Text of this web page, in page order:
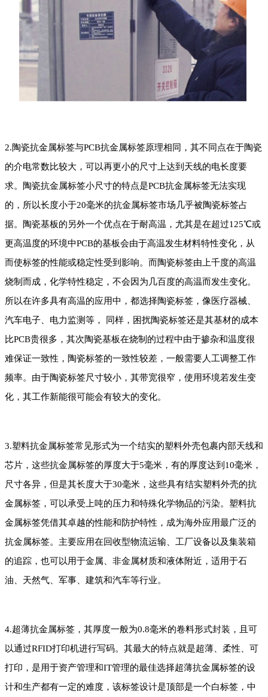
2.陶瓷抗金属标签与PCB抗金属标签原理相同，其不同点在于陶瓷
的介电常数比较大，可以再更小的尺寸上达到天线的电长度要
求。陶瓷抗金属标签小尺寸的特点是PCB抗金属标签无法实现
的，所以长度小于20毫米的抗金属标签市场几乎被陶瓷标签占
据。陶瓷基板的另外一个优点在于耐高温，尤其是在超过125℃或
更高温度的环境中PCB的基板会由于高温发生材料特性变化，从
而使标签的性能或稳定性受到影响。而陶瓷标签由上千度的高温
烧制而成，化学特性稳定，不会因为几百度的高温而发生变化。
所以在许多具有高温的应用中，都选择陶瓷标签，像医疗器械、
汽车电子、电力监测等， 同样，困扰陶瓷标签还是其基材的成本
比PCB贵很多，其次陶瓷基板在烧制的过程中由于掺杂和温度很
难保证一致性，陶瓷标签的一致性较差，一般需要人工调整工作
频率。由于陶瓷标签尺寸较小，其带宽很窄，使用环境若发生变
化，其工作新能很可能会有较大的变化。
3.塑料抗金属标签常见形式为一个结实的塑料外壳包裹内部天线和
芯片，这些抗金属标签的厚度大于5毫米，有的厚度达到10毫米，
尺寸各异，但是其长度大于30毫米，这些具有结实塑料外壳的抗
金属标签，可以承受上吨的压力和特殊化学物品的污染。塑料抗
金属标签凭借其卓越的性能和防护特性，成为海外应用最广泛的
抗金属标签。主要应用在回收型物流运输、工厂设备以及集装箱
的追踪，也可以用于金属、非金属材质和液体附近，适用于石
油、天然气、军事、建筑和汽车等行业。
4.超薄抗金属标签，其厚度一般为0.8毫米的卷料形式封装，且可
以通过RFID打印机进行写码。其最大的特点就是超薄、柔性、可
打印，是用于资产管理和IT管理的最佳选择超薄抗金属标签的设
计和生产都有一定的难度，该标签设计是顶部是一个白标签，中